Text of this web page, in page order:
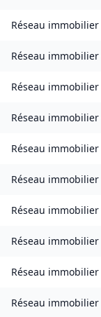
Réseau immobilier
Réseau immobilier
Réseau immobilier
Réseau immobilier
Réseau immobilier
Réseau immobilier
Réseau immobilier
Réseau immobilier
Réseau immobilier
Réseau immobilier